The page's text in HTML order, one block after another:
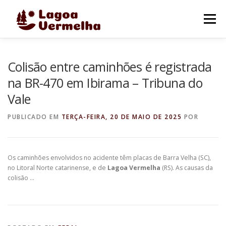
Menu
FALE CONOSCO
Colisão entre caminhões é registrada
na BR-470 em Ibirama – Tribuna do
Vale
PUBLICADO EM TERÇA-FEIRA, 20 DE MAIO DE 2025 POR
Os caminhões envolvidos no acidente têm placas de Barra Velha (SC),
no Litoral Norte catarinense, e de Lagoa Vermelha (RS). As causas da
colisão …